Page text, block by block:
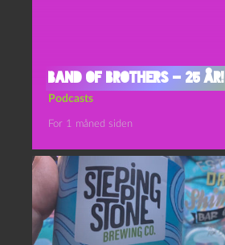
Band of Brothers – 25 år!
Podcasts
For 1 måned siden